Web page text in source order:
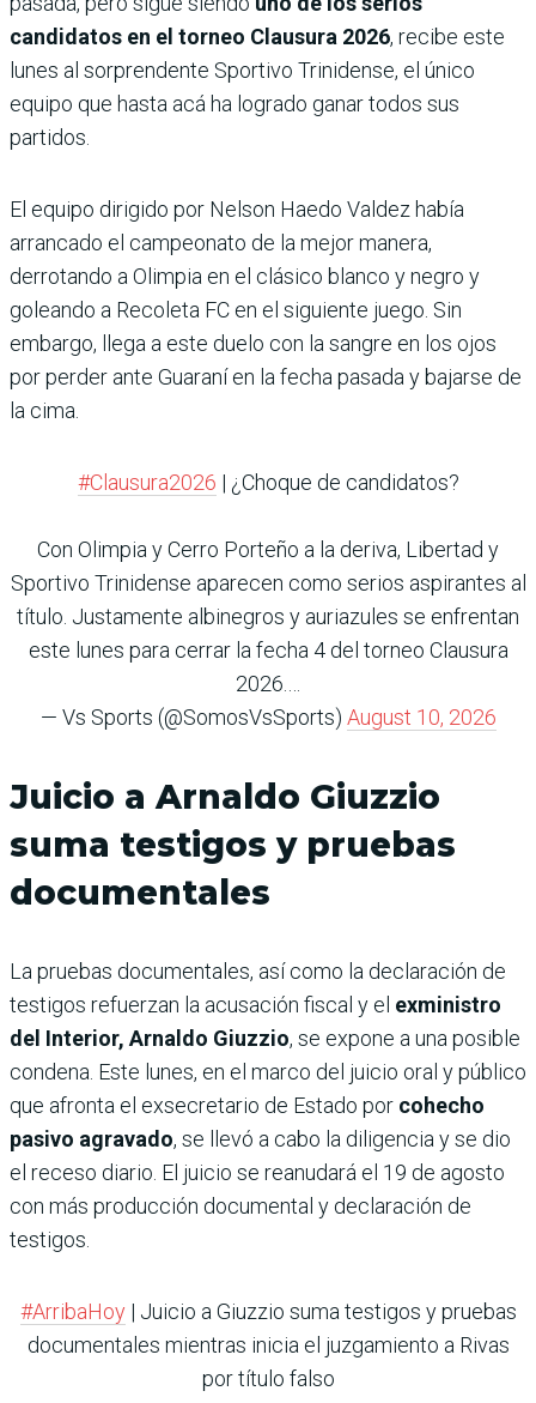
candidatos en el torneo Clausura 2026, recibe este
lunes al sorprendente Sportivo Trinidense, el único
equipo que hasta acá ha logrado ganar todos sus
partidos.
El equipo dirigido por Nelson Haedo Valdez había
arrancado el campeonato de la mejor manera,
derrotando a Olimpia en el clásico blanco y negro y
goleando a Recoleta FC en el siguiente juego. Sin
embargo, llega a este duelo con la sangre en los ojos
por perder ante Guaraní en la fecha pasada y bajarse de
la cima.
#Clausura2026 | ¿Choque de candidatos?
Con Olimpia y Cerro Porteño a la deriva, Libertad y
Sportivo Trinidense aparecen como serios aspirantes al
título. Justamente albinegros y auriazules se enfrentan
este lunes para cerrar la fecha 4 del torneo Clausura
2026.…
— Vs Sports (@SomosVsSports) August 10, 2026
Juicio a Arnaldo Giuzzio
suma testigos y pruebas
documentales
La pruebas documentales, así como la declaración de
testigos refuerzan la acusación fiscal y el exministro
del Interior, Arnaldo Giuzzio, se expone a una posible
condena. Este lunes, en el marco del juicio oral y público
que afronta el exsecretario de Estado por cohecho
pasivo agravado, se llevó a cabo la diligencia y se dio
el receso diario. El juicio se reanudará el 19 de agosto
con más producción documental y declaración de
testigos.
#ArribaHoy| Juicio a Giuzzio suma testigos y pruebas
documentales mientras inicia el juzgamiento a Rivas
por título falso